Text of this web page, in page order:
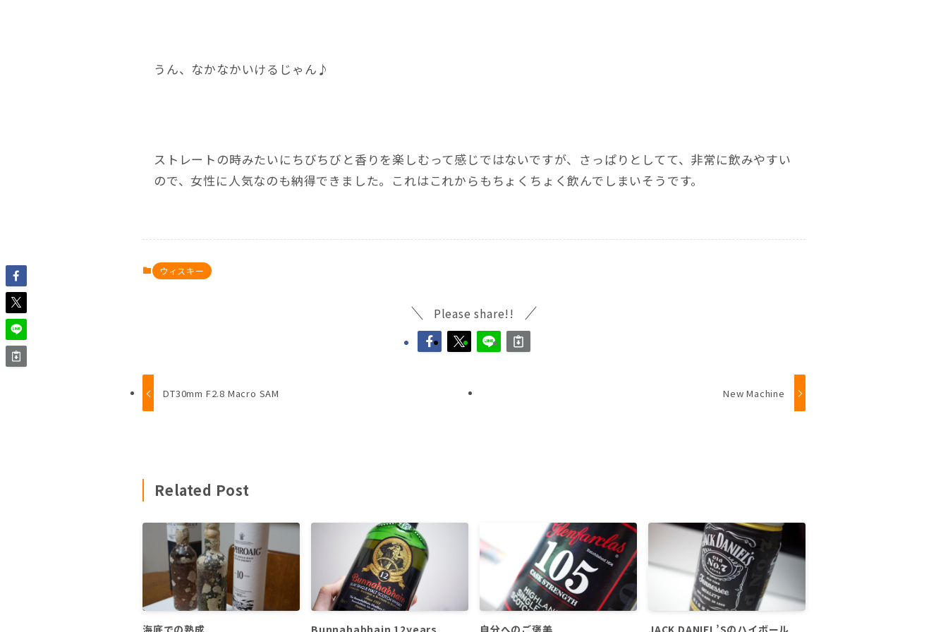
うん、なかなかいけるじゃん♪
ストレートの時みたいにちびちびと香りを楽しむって感じではないですが、さっぱりとしてて、非常に飲みやすい
ので、女性に人気なのも納得できました。これはこれからもちょくちょく飲んでしまいそうです。
ウィスキー
Please share!!
DT30mm F2.8 Macro SAM New Machine
Related Post